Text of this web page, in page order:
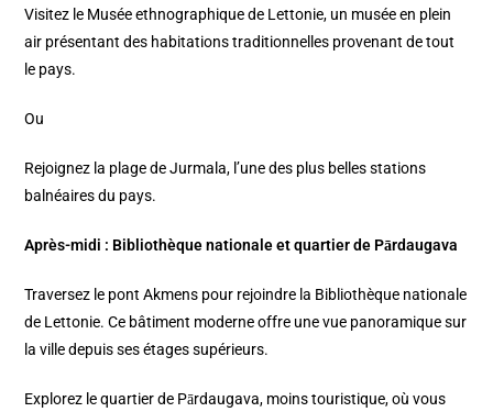
Visitez le Musée ethnographique de Lettonie, un musée en plein
air présentant des habitations traditionnelles provenant de tout
le pays.​
Ou
Rejoignez la plage de Jurmala, l’une des plus belles stations
balnéaires du pays.
Après-midi : Bibliothèque nationale et quartier de Pārdaugava
Traversez le pont Akmens pour rejoindre la Bibliothèque nationale
de Lettonie. Ce bâtiment moderne offre une vue panoramique sur
la ville depuis ses étages supérieurs.​
Explorez le quartier de Pārdaugava, moins touristique, où vous